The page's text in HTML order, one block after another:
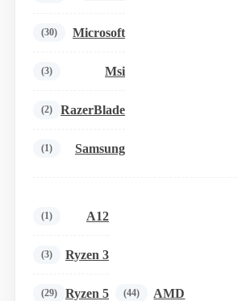
Microsoft
(30)
Msi
(3)
RazerBlade
(2)
Samsung
(1)
AMD
(44)
A12
(1)
Ryzen 3
(3)
Ryzen 5
(29)